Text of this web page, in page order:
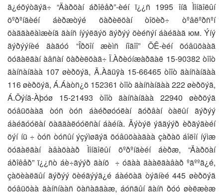
ã¿éöýòãýã÷ “Äàðõàí áðîêåð”-èéí ï¿¿ñ 1995 îíä Ìîíãîëûí
õºðºíãèéí áèðæòýé õàðèëöàí òîõèð÷ òºâëºðñºí
õàäãàëàìæèíä äàíñ íýýëãýõ ãýðýý õèéñýí áàéäàã юм. Ýíý
ãýðýýíèé äàãóó “Îðõîí æèìñ íîãîî” ÕÊ-èéí õóâüöààã
õóäàëäàí àâñàí õàðèëöàã÷ Ï.Àðèóíæàðãàë 15-90382 òîîò
äàíñàíäàà 107 øèðõýã, Ã.Àäüÿà 15-66465 òîîò äàíñàíäàà
116 øèðõýã, Á.Áàòñ¿õ 152361 òîîò äàíñàíäàà 222 øèðõýã,
Á.Öýíä-Àþóø 15-21493 òîîò äàíñàíäàà 22940 øèðõýã
õóâüöààã òóñ òóñ áàéðøóóëàí ãóðâàí òàëûí ãýðýý
áàéãóóëàí õàäãàëóóëñàí áàéíà. Ãýòýë ýäãýýð èðãýäèéí
õýí íü ÷ òóñ òóñûí ýçýìøäýã õóâüöààãàà çàðàõ áîëîí íýìæ
õóäàëäàí àâàõààð Ìîíãîëûí õºðºíãèéí áèðæ, “Äàðõàí
áðîêåð” ï¿¿ñò áè÷ãýýð ãàíö ÷ óäàà äààëãàâàð ºãººã¿é,
çàõèàëãûí ãýðýý õèéãýýã¿é áàéõàä òýäíèé 445 øèðõýã
õóâüöàà äàíñíààñ õàñàãäàæ, áóñäûí äàíñ ðóó øèëæèæ